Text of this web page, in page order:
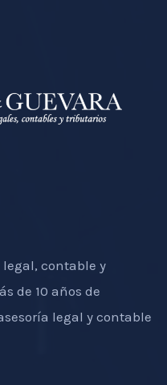
legal, contable y
de 10 años de
legal y contable